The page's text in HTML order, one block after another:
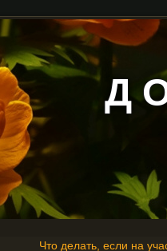
Д
Что делать, если на